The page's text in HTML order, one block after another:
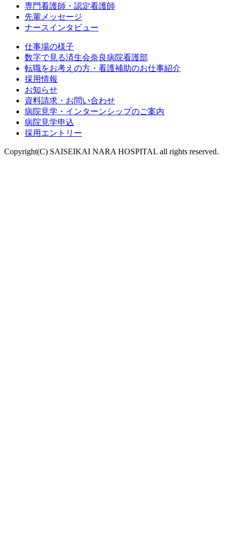
専門看護師・認定看護師
先輩メッセージ
ナースインタビュー
仕事場の様子
数字で見る済生会奈良病院看護部
転職をお考えの方・看護補助のお仕事紹介
採用情報
お知らせ
資料請求・お問い合わせ
病院見学・インターンシップのご案内
病院見学申込
採用エントリー
Copyright(C) SAISEIKAI NARA HOSPITAL all rights reserved.